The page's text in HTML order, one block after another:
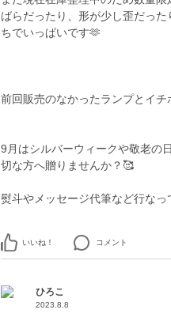
ばらだったり、形が少し歪だっ
ちでいっぱいです🫶
前回販売のなかったランプとイチ
9月はシルバーウィークや敬老の
切な方へ贈りませんか？🥰
熨斗やメッセージ代筆など行な
いいね！ コメント
ひろこ
2023.8.8